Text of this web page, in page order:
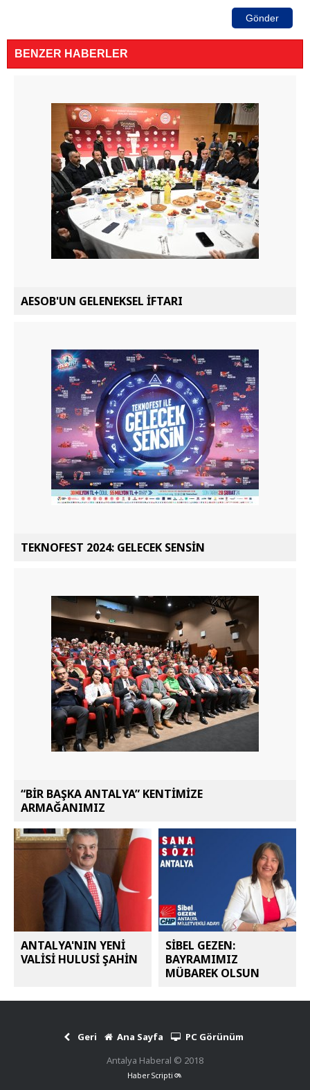
Gönder
BENZER HABERLER
AESOB'UN GELENEKSEL İFTARI
TEKNOFEST 2024: GELECEK SENSİN
“BİR BAŞKA ANTALYA” KENTİMİZE
ARMAĞANIMIZ
ANTALYA'NIN YENİ
VALİSİ HULUSİ ŞAHİN
SİBEL GEZEN:
BAYRAMIMIZ
MÜBAREK OLSUN
Geri Ana Sayfa
PC Görünüm
Antalya Haberal © 2018
Haber Scripti